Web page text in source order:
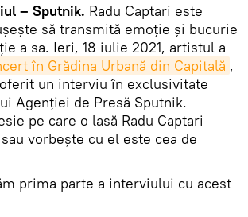
iul – Sputnik. Radu Captari este
să transmită emoție și bucurie
a sa. Ieri, 18 iulie 2021, artistul a
în Grădina Urbană din Capitală ,
un interviu în exclusivitate
Agenției de Presă Sputnik.
pe care o lasă Radu Captari
vorbește cu el este cea de
prima parte a interviului cu acest